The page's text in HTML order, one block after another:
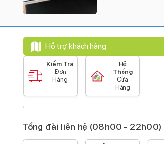
Hỗ trợ khách hàng
Kiểm Tra
Đơn
Hàng
Hệ
Thống
Cửa
Hàng
Tổng đài liên hệ (08h00 - 22h00)